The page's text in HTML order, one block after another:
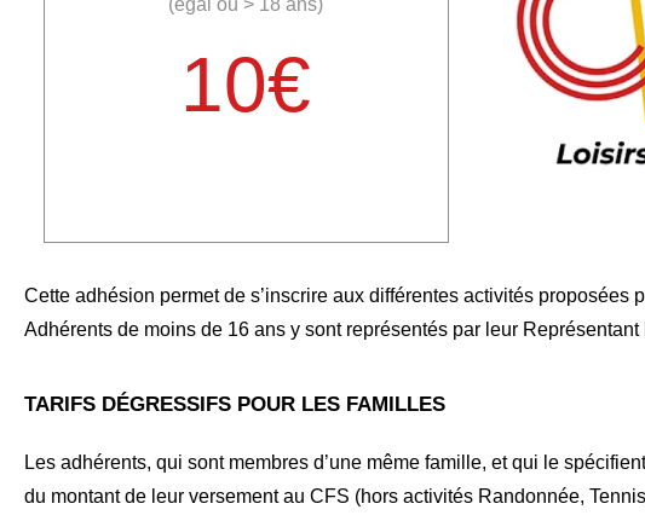
(égal ou > 18 ans)
10€
Cette adhésion permet de s’inscrire aux différentes activités
Adhérents de moins de 16 ans y sont représentés par leur Représentant
TARIFS DÉGRESSIFS POUR LES FAMILLES
Les adhérents, qui sont membres d’une même famille, et qui le
du montant de leur versement au CFS (hors activités Randonnée,